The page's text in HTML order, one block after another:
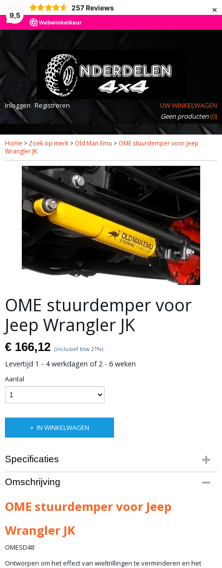
9,5
257 Reviews ×
Inloggen Registreren
UW WINKELWAGEN
Geen producten(0)
Home > Zoek op merk > Old Man Emu > OME stuurdemper voor Jeep
Wrangler JK
OME stuurdemper voor
Jeep Wrangler JK
€ 166,12 (inclusief btw 21%)
Levertijd 1 - 4 werkdagen of 2 - 6 weken
Aantal
IN WINKELWAGEN
Specificaties
Bruto gewicht
7,00 Kg
Omschrijving
OME stuurdemper voor Jeep
Wrangler JK
OMESD48
Ontworpen om het effect van wieltrillingen te verminderen en het